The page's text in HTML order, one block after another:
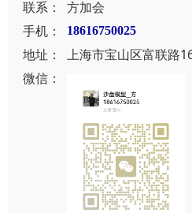
联系：
方加会
手机：
18616750025
地址：
上海市宝山区富联路
微信：